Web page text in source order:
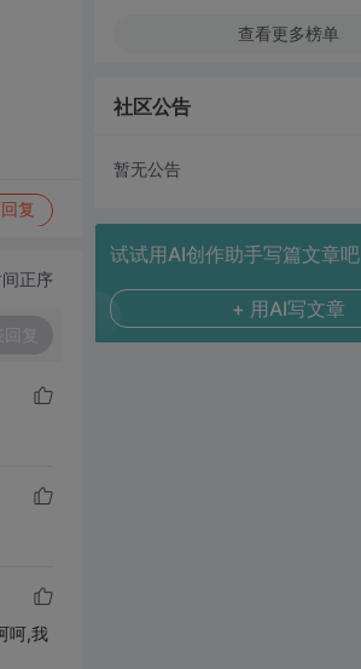
复
正序
复
呵,我
查看更多榜单
社区公告
暂无公告
试试用AI创作助手写篇文章吧
+ 用AI写文章